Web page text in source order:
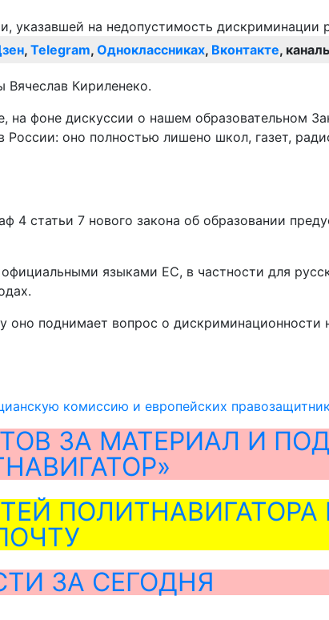
, Telegram, Одноклассниках, Вконтакте,
Кириленеко.
фоне дискуссии о нашем образовательном
оно полностью лишено школ, газет,
статьи 7 нового закона об образовании
языками ЕС, в частности для
поднимает вопрос о дискриминационности
комиссию и европейских
ЗА МАТЕРИАЛ И
ЗА СЕГОДНЯ